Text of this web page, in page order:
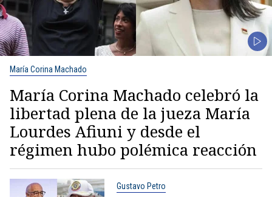
María Corina Machado
María Corina Machado celebró la
libertad plena de la jueza María
Lourdes Afiuni y desde el
régimen hubo polémica reacción
Gustavo Petro